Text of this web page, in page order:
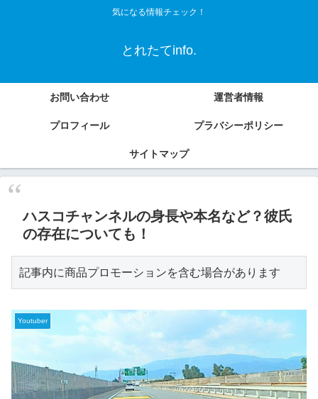
気になる情報チェック！
とれたてinfo.
お問い合わせ 運営者情報
プロフィール プラバシーポリシー
サイトマップ
ハスコチャンネルの身長や本名など？彼氏
の存在についても！
記事内に商品プロモーションを含む場合があります
Youtuber